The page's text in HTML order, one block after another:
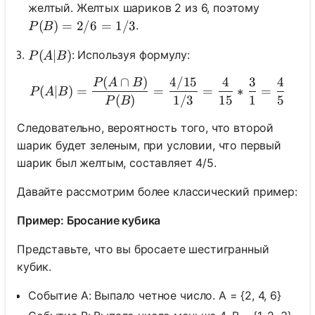
желтый. Желтых шариков 2 из 6, поэтому
P(B) = 2/6 = 1/3
P(B) = 2/6 = 1/3.
P(A|B)
P(A∣B): Используя формулу:
P(A|B) = \frac{P(A
P(A∣B) =
P(B)
P(A ∩ B)
=
1/3
4/15
=
15
4
∗
1
3
=
5
4
Следовательно, вероятность того, что второй
шарик будет зеленым, при условии, что первый
шарик был желтым, составляет 4/5.
Давайте рассмотрим более классический пример:
Пример: Бросание кубика
Представьте, что вы бросаете шестигранный
кубик.
Событие A: Выпало четное число. A = {2, 4, 6}